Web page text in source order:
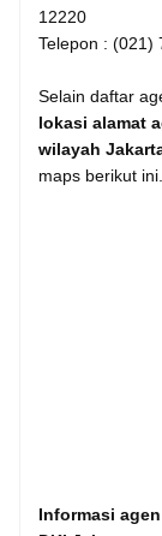
12220
Telepon : (021)
Selain daftar
lokasi alamat
wilayah
maps berikut ini.
Informasi